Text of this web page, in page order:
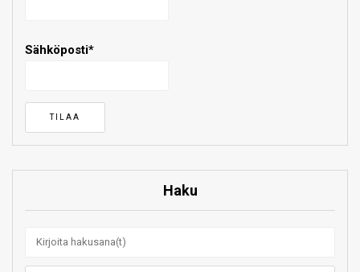
Sähköposti*
Haku